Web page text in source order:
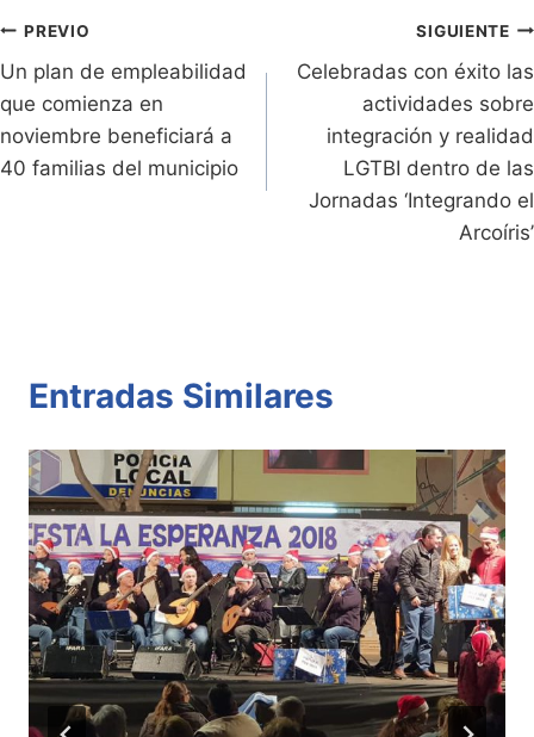
dl
y
k
p
o
Navegación
de
entradas
PREVIO
Un plan de empleabilidad
que comienza en
noviembre beneficiará a
40 familias del municipio
SIGUIENTE
Celebradas con éxito las
actividades sobre
integración y realidad
LGTBI dentro de las
Jornadas ‘Integrando el
Arcoíris’
Entradas Similares